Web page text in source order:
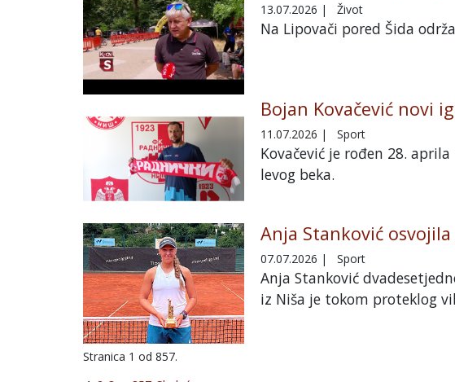
13.07.2026 | Život
Na Lipovači pored Šida
Bojan Kovačević novi
11.07.2026 | Sport
Kovačević je rođen 28.
levog beka.
Anja Stanković
07.07.2026 | Sport
Anja Stanković
iz Niša je tokom proteklog
Stranica 1 od 857.